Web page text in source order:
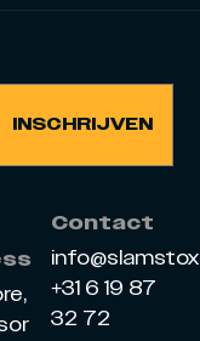
Contact
+31 6 19 87
32 72